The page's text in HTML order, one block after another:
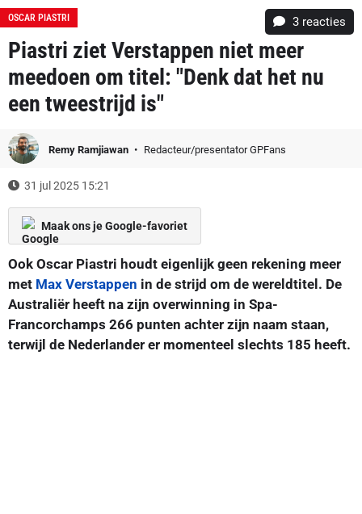
OSCAR PIASTRI 3 reacties
Piastri ziet Verstappen niet meer
meedoen om titel: "Denk dat het nu
een tweestrijd is"
Remy Ramjiawan Redacteur/presentator GPFans
31 jul 2025 15:21
Maak ons je Google-favoriet
Ook Oscar Piastri houdt eigenlijk geen rekening meer
met Max Verstappen in de strijd om de wereldtitel. De
Australiër heeft na zijn overwinning in Spa-
Francorchamps 266 punten achter zijn naam staan,
terwijl de Nederlander er momenteel slechts 185 heeft.